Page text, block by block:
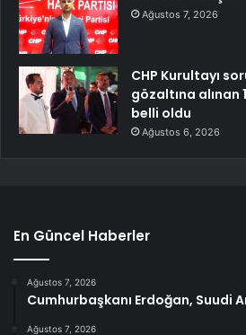
Ağustos 7, 2026
CHP Kurultayı
gözaltına alınan
belli oldu
Ağustos 6, 2026
En Güncel Haberler
Ağustos 7, 2026
Cumhurbaşkanı Erdoğan, Suudi
Ağustos 7, 2026